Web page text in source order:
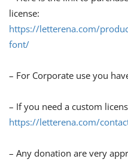
license:
https://letterena.com/
font/
– For Corporate use you
– If you need a custom
https://letterena.com/
– Any donation are very